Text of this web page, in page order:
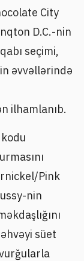
City
D.C.-nin
seçimi,
əvvəllərində
ilhamlanıb.
Pink
nin
süet
vurğularla